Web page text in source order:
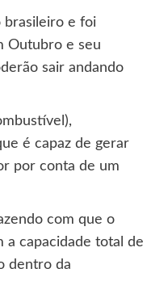
brasileiro e foi
Outubro e seu
sair andando
é capaz de gerar
por conta de um
com que o
a capacidade total de
dentro da